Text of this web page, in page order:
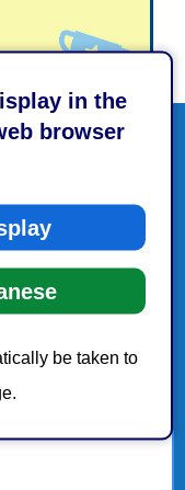
in the
browser
be taken to